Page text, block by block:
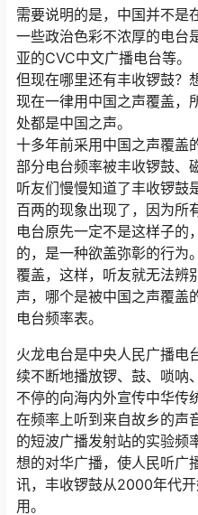
需要说明的是，中国并不是
一些政治色彩不浓厚的电台
亚的CVC中文广播电台等。
但现在哪里还有丰收锣鼓？
现在一律用中国之声覆盖，
处都是中国之声。
十多年前采用中国之声覆盖
部分电台频率被丰收锣鼓、
听友们慢慢知道了丰收锣鼓
百两的现象出现了，因为所
电台原先一定不是这样子的
的，是一种欲盖弥彰的行为
覆盖，这样，听友就无法辨
声，哪个是被中国之声覆盖
电台频率表。
火龙电台是中央人民广播电
续不断地播放锣、鼓、唢呐
不停的向海内外宣传中华传
在频率上听到来自故乡的声
的短波广播发射站的实验频
想的对华广播，使人民听广
讯，丰收锣鼓从2000年代
用。